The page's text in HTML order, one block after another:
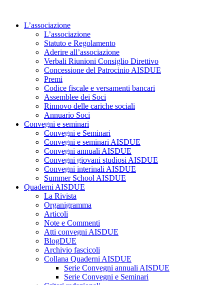
contenutoL’associazione
L’associazione
Statuto e Regolamento
Aderire all’associazione
Verbali Riunioni Consiglio Direttivo
Concessione del Patrocinio AISDUE
Premi
Codice fiscale e versamenti bancari
Assemblee dei Soci
Rinnovo delle cariche sociali
Annuario Soci
Convegni e seminari
Convegni e Seminari
Convegni e seminari AISDUE
Convegni annuali AISDUE
Convegni giovani studiosi AISDUE
Convegni interinali AISDUE
Summer School AISDUE
Quaderni AISDUE
La Rivista
Organigramma
Articoli
Note e Commenti
Atti convegni AISDUE
BlogDUE
Archivio fascicoli
Collana Quaderni AISDUE
Serie Convegni annuali AISDUE
Serie Convegni e Seminari